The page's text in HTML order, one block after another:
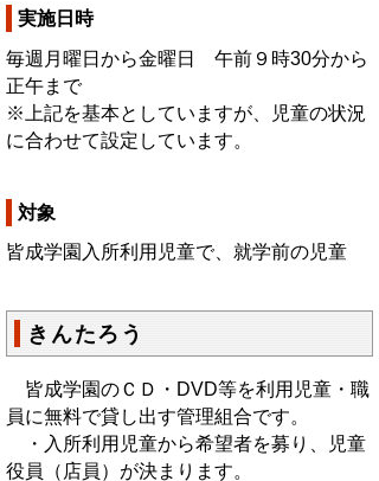
実施日時
毎週月曜日から金曜日 午前９時30分から
正午まで
※上記を基本としていますが、児童の状況
に合わせて設定しています。
対象
皆成学園入所利用児童で、就学前の児童
きんたろう
皆成学園のＣＤ・DVD等を利用児童・職
員に無料で貸し出す管理組合です。
・入所利用児童から希望者を募り、児童
役員（店員）が決まります。